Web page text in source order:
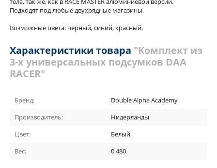
Подходят под любые двухрядные магазины.
Возможные цвета: черный, синий, красный.
Характеристики товара "Комплект из
3-х универсальных подсумков DAA
RACER"
Бренд:
Double Alpha Academy
Производитель:
Нидерланды
Цвет:
Белый
Вес:
0.480